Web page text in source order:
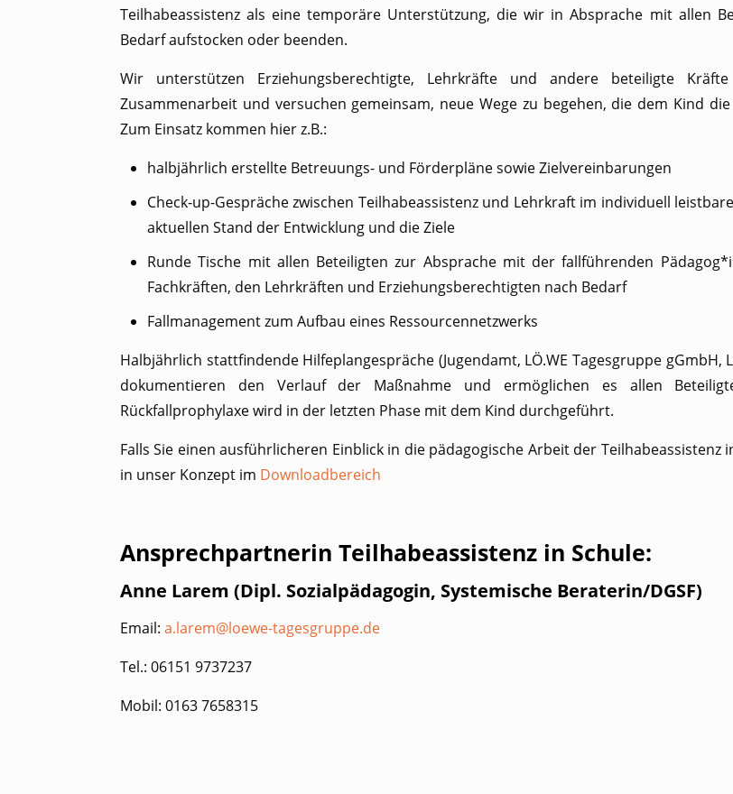
Teilhabeassistenz als eine temporäre Unterstützung, die wir in Absprache mit allen
Bedarf aufstocken oder beenden.
Wir unterstützen Erziehungsberechtigte, Lehrkräfte und andere beteiligte
Zusammenarbeit und versuchen gemeinsam, neue Wege zu begehen, die dem Kind
Zum Einsatz kommen hier z.B.:
halbjährlich erstellte Betreuungs- und Förderpläne sowie Zielvereinbarungen
Check-up-Gespräche zwischen Teilhabeassistenz und Lehrkraft im individuell
aktuellen Stand der Entwicklung und die Ziele
Runde Tische mit allen Beteiligten zur Absprache mit der fallführenden
Fachkräften, den Lehrkräften und Erziehungsberechtigten nach Bedarf
Fallmanagement zum Aufbau eines Ressourcennetzwerks
Halbjährlich stattfindende Hilfeplangespräche (Jugendamt, LÖ.WE Tagesgruppe
dokumentieren den Verlauf der Maßnahme und ermöglichen es allen
Rückfallprophylaxe wird in der letzten Phase mit dem Kind durchgeführt.
Falls Sie einen ausführlicheren Einblick in die pädagogische Arbeit der Teilhabeassistenz
in unser Konzept im Downloadbereich
Ansprechpartnerin Teilhabeassistenz in Schule:
Anne Larem (Dipl. Sozialpädagogin, Systemische Beraterin/DGSF)
Email: a.larem@loewe-tagesgruppe.de
Tel.: 06151 9737237
Mobil: 0163 7658315